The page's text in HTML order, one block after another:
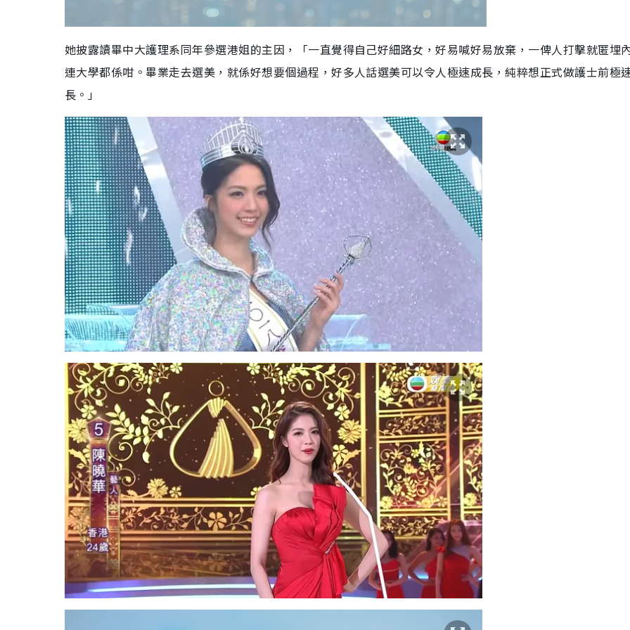
她披露讀畢中大護理系同年參選港姐的主因，「一直覺得自己好細路女，好易喊好易放棄，一俾人打擊就匿埋
連大學都係咁。畢業走去選美，就係好想要個過程，好多人話選美可以令人極速成長，純粹想正式做護士前極
長。」